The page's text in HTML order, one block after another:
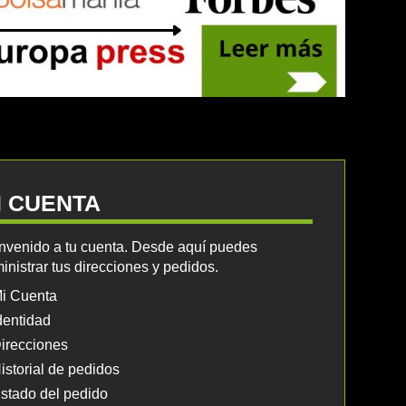
CUENTA
a tu cuenta. Desde aquí puedes
tus direcciones y pedidos.
Cuenta
de pedidos
del pedido